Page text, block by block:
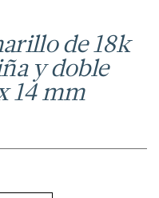
de 18k
y doble
14 mm